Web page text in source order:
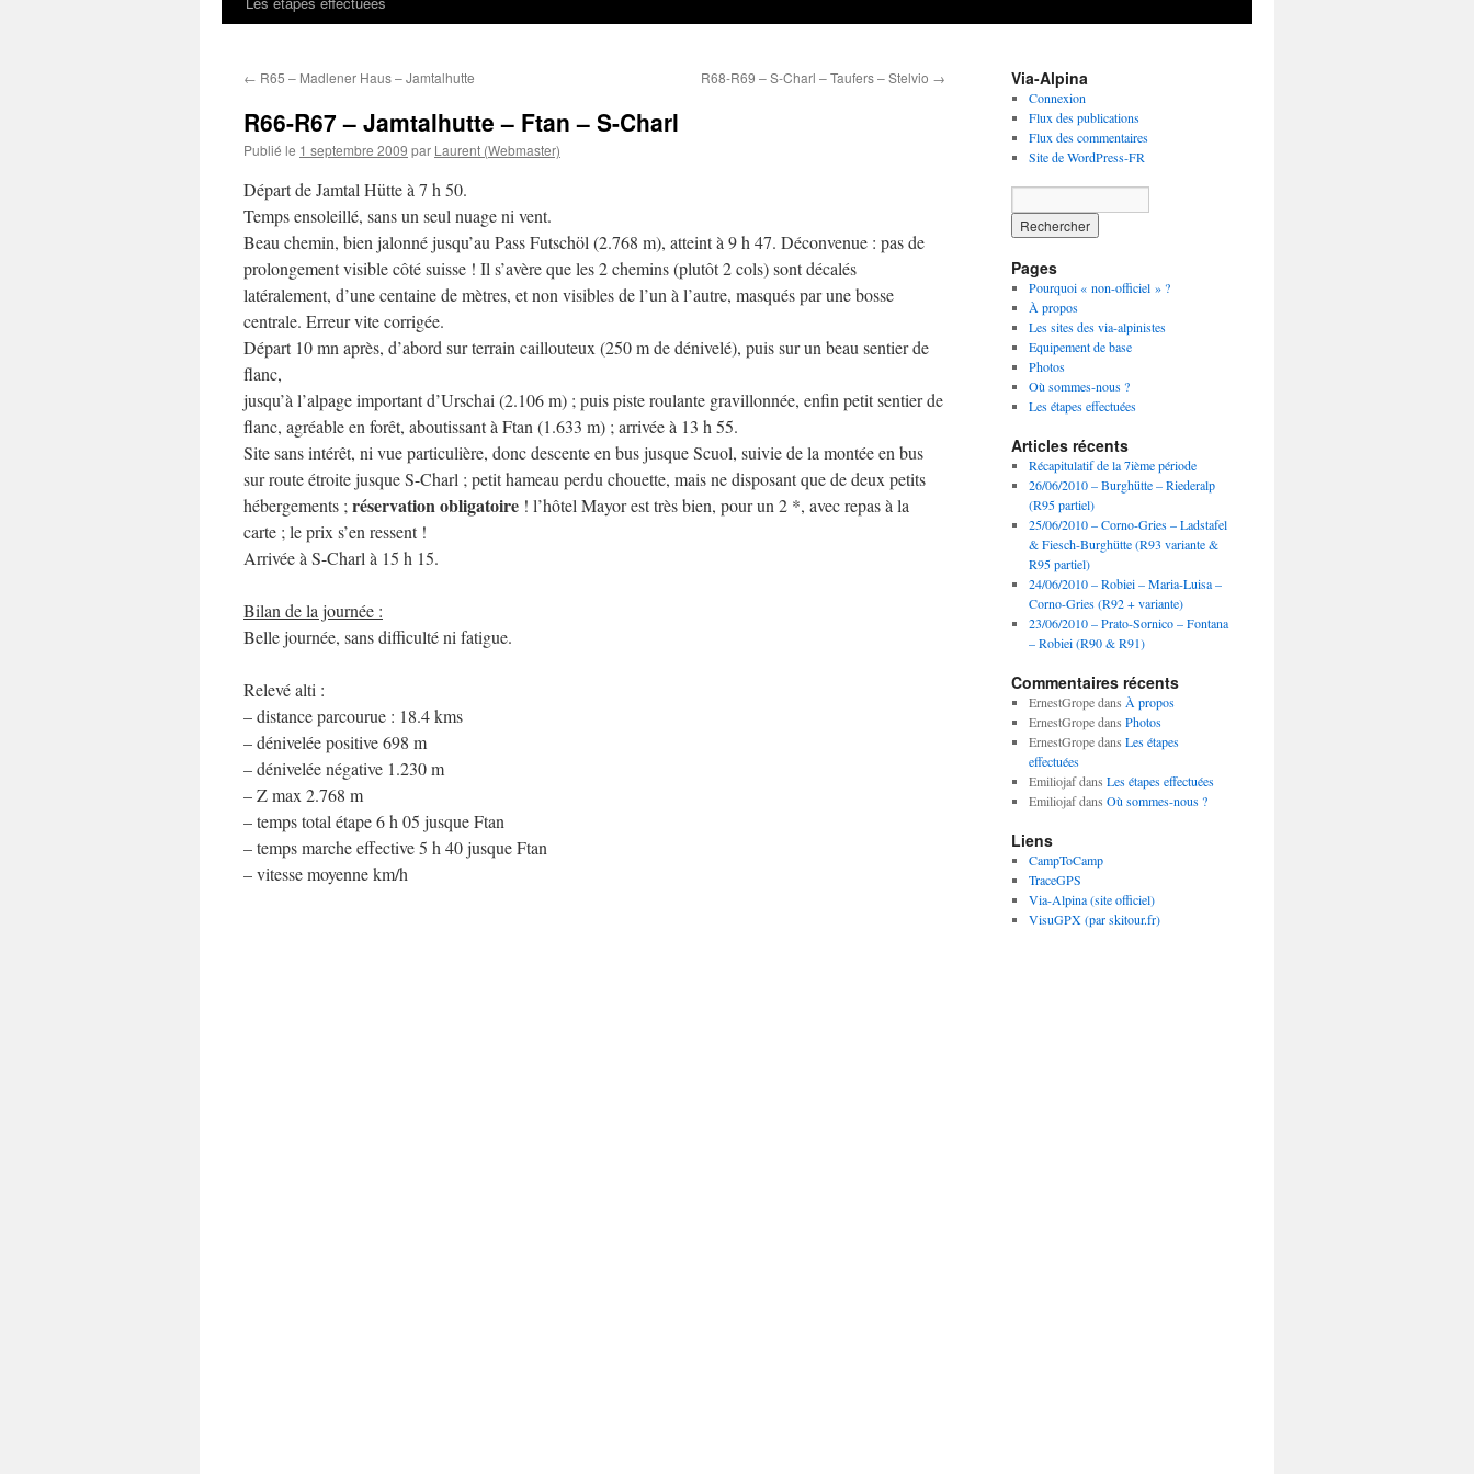
← R65 – Madlener Haus – Jamtalhutte R68-R69 – S-Charl – Taufers – Stelvio →
R66-R67 – Jamtalhutte – Ftan – S-Charl
Publié le 1 septembre 2009 par Laurent (Webmaster)
Départ de Jamtal Hütte à 7 h 50.
Temps ensoleillé, sans un seul nuage ni vent.
Beau chemin, bien jalonné jusqu’au Pass Futschöl (2.768 m), atteint à 9 h 47. Déconvenue : pas de
prolongement visible côté suisse ! Il s’avère que les 2 chemins (plutôt 2 cols) sont décalés
latéralement, d’une centaine de mètres, et non visibles de l’un à l’autre, masqués par une bosse
centrale. Erreur vite corrigée.
Départ 10 mn après, d’abord sur terrain caillouteux (250 m de dénivelé), puis sur un beau sentier de
flanc,
jusqu’à l’alpage important d’Urschai (2.106 m) ; puis piste roulante gravillonnée, enfin petit sentier de
flanc, agréable en forêt, aboutissant à Ftan (1.633 m) ; arrivée à 13 h 55.
Site sans intérêt, ni vue particulière, donc descente en bus jusque Scuol, suivie de la montée en bus
sur route étroite jusque S-Charl ; petit hameau perdu chouette, mais ne disposant que de deux petits
hébergements ; réservation obligatoire ! l’hôtel Mayor est très bien, pour un 2 *, avec repas à la
carte ; le prix s’en ressent !
Arrivée à S-Charl à 15 h 15.
Bilan de la journée :
Belle journée, sans difficulté ni fatigue.
Relevé alti :
– distance parcourue : 18.4 kms
– dénivelée positive 698 m
– dénivelée négative 1.230 m
– Z max 2.768 m
– temps total étape 6 h 05 jusque Ftan
– temps marche effective 5 h 40 jusque Ftan
– vitesse moyenne km/h
Via-Alpina
Connexion
Flux des publications
Flux des commentaires
Site de WordPress-FR
Pages
Pourquoi « non-officiel » ?
À propos
Les sites des via-alpinistes
Equipement de base
Photos
Où sommes-nous ?
Les étapes effectuées
Articles récents
Récapitulatif de la 7ième période
26/06/2010 – Burghütte – Riederalp
(R95 partiel)
25/06/2010 – Corno-Gries – Ladstafel
& Fiesch-Burghütte (R93 variante &
R95 partiel)
24/06/2010 – Robiei – Maria-Luisa –
Corno-Gries (R92 + variante)
23/06/2010 – Prato-Sornico – Fontana
– Robiei (R90 & R91)
Commentaires récents
ErnestGropedans À propos
ErnestGropedans Photos
ErnestGropedans Les étapes
effectuées
Emiliojafdans Les étapes effectuées
Emiliojafdans Où sommes-nous ?
Liens
CampToCamp
TraceGPS
Via-Alpina (site officiel)
VisuGPX (par skitour.fr)